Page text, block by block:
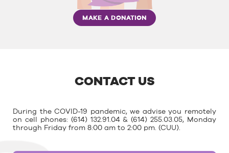
MAKE A DONATION
CONTACT US
During the COVID-19 pandemic, we advise you remotely
on cell phones: (614) 132.91.04 & (614) 255.03.05, Monday
through Friday from 8:00 am to 2:00 pm. (CUU).